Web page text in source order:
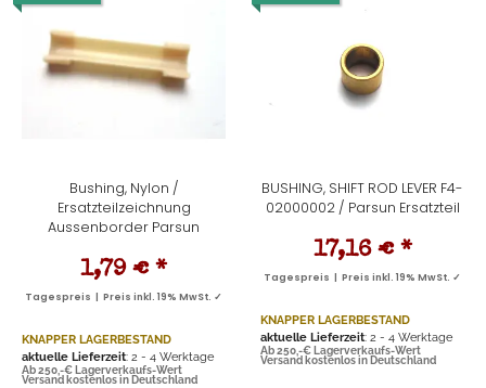
Bushing, Nylon /
Ersatzteilzeichnung
Aussenborder Parsun
1,79 € *
Tagespreis | Preis inkl. 19% MwSt. ✓
KNAPPER LAGERBESTAND
aktuelle Lieferzeit: 2 - 4 Werktage
Ab 250,-€ Lagerverkaufs-Wert
Versand kostenlos in Deutschland
BUSHING, SHIFT ROD LEVER F4-
02000002 / Parsun Ersatzteil
17,16 € *
Tagespreis | Preis inkl. 19% MwSt. ✓
KNAPPER LAGERBESTAND
aktuelle Lieferzeit: 2 - 4 Werktage
Ab 250,-€ Lagerverkaufs-Wert
Versand kostenlos in Deutschland